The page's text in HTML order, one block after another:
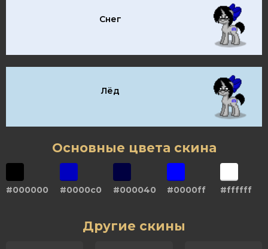
Снег
Лёд
Основные цвета скина
#000000 #0000c0 #000040 #0000ff #ffffff
Другие скины